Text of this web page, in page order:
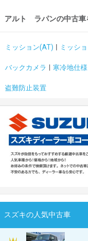
アルト ラパンの中古車
ミッション(AT) ミッシ
バックカメラ 寒冷地仕様
盗難防止装置
スズキの人気中古車